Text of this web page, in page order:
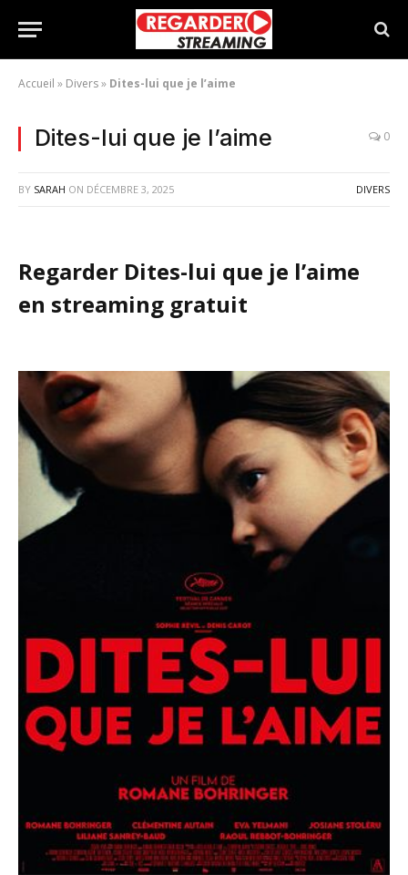
Accueil » Divers» Dites-lui que je l’aime
Dites-lui que je l’aime 0
BY SARAH ON DÉCEMBRE 3, 2025 DIVERS
Regarder Dites-lui que je l’aime
en streaming gratuit